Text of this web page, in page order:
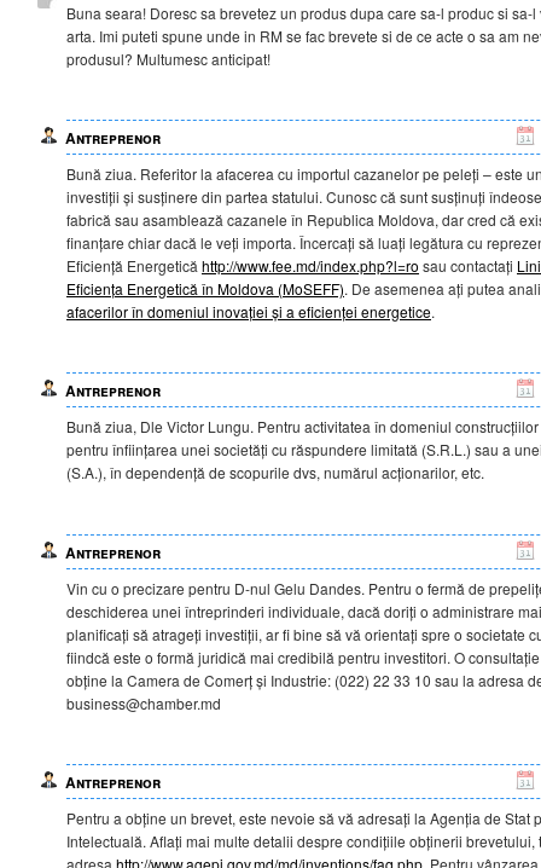
Buna seara! Doresc sa brevetez un produs dupa care sa-l produc si sa-
arta. Imi puteti spune unde in RM se fac brevete si de ce acte o sa am
produsul? Multumesc anticipat!
Antreprenor
Bună ziua. Referitor la afacerea cu importul cazanelor pe peleți – este
investiții și susținere din partea statului. Cunosc că sunt susținuți
fabrică sau asamblează cazanele în Republica Moldova, dar cred că
finanțare chiar dacă le veți importa. Încercați să luați legătura cu
Eficiență Energetică http://www.fee.md/index.php?l=ro sau contactați
Eficiența Energetică în Moldova (MoSEFF). De asemenea ați putea
afacerilor în domeniul inovației și a eficienței energetice.
Antreprenor
Bună ziua, Dle Victor Lungu. Pentru activitatea în domeniul
pentru înființarea unei societăți cu răspundere limitată (S.R.L.) sau a
(S.A.), în dependență de scopurile dvs, numărul acționarilor, etc.
Antreprenor
Vin cu o precizare pentru D-nul Gelu Dandes. Pentru o fermă de
deschiderea unei întreprinderi individuale, dacă doriți o administrare
planificați să atrageți investiții, ar fi bine să vă orientați spre o societate
fiindcă este o formă juridică mai credibilă pentru investitori. O
obține la Camera de Comerț și Industrie: (022) 22 33 10 sau la adresa
business@chamber.md
Antreprenor
Pentru a obține un brevet, este nevoie să vă adresați la Agenția de Stat
Intelectuală. Aflați mai multe detalii despre condițiile obținerii brevetului,
adresa http://www.agepi.gov.md/md/inventions/faq.php . Pentru